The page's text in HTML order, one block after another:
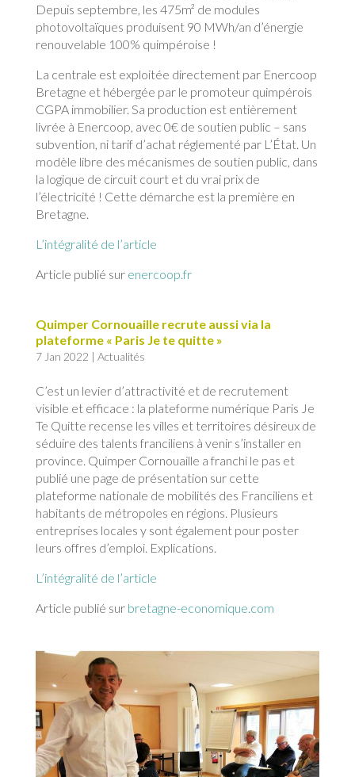
Depuis septembre, les 475m² de modules
photovoltaïques produisent 90 MWh/an d’énergie
renouvelable 100% quimpéroise !
La centrale est exploitée directement par Enercoop
Bretagne et hébergée par le promoteur quimpérois
CGPA immobilier. Sa production est entièrement
livrée à Enercoop, avec 0€ de soutien public – sans
subvention, ni tarif d’achat réglementé par L’État. Un
modèle libre des mécanismes de soutien public, dans
la logique de circuit court et du vrai prix de
l’électricité ! Cette démarche est la première en
Bretagne.
L’intégralité de l’article
Article publié sur enercoop.fr
Quimper Cornouaille recrute aussi via la
plateforme « Paris Je te quitte »
7 Jan 2022 | Actualités
C’est un levier d’attractivité et de recrutement
visible et efficace : la plateforme numérique Paris Je
Te Quitte recense les villes et territoires désireux de
séduire des talents franciliens à venir s’installer en
province. Quimper Cornouaille a franchi le pas et
publié une page de présentation sur cette
plateforme nationale de mobilités des Franciliens et
habitants de métropoles en régions. Plusieurs
entreprises locales y sont également pour poster
leurs offres d’emploi. Explications.
L’intégralité de l’article
Article publié sur bretagne-economique.com